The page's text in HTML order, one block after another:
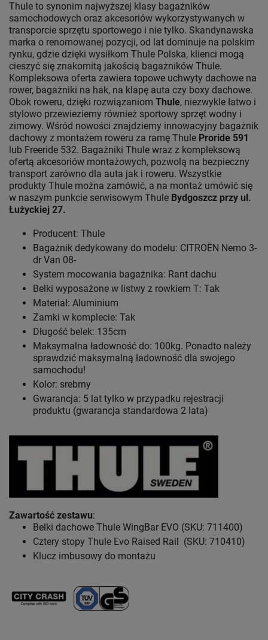
Thule to synonim najwyższej klasy bagażników
samochodowych oraz akcesoriów wykorzystywanych w
transporcie sprzętu sportowego i nie tylko. Skandynawska
marka o renomowanej pozycji, od lat dominuje na polskim
rynku, gdzie dzięki wysiłkom Thule Polska, klienci mogą
cieszyć się znakomitą jakością bagażników Thule.
Kompleksowa oferta zawiera topowe uchwyty dachowe na
rower, bagażniki na hak, na klapę auta czy boxy dachowe.
Obok roweru, dzięki rozwiązaniom Thule, niezwykle łatwo i
stylowo przewieziemy również sportowy sprzęt wodny i
zimowy. Wśród nowości znajdziemy innowacyjny bagażnik
dachowy z montażem roweru za ramę Thule Proride 591
lub Freeride 532. Bagażniki Thule wraz z kompleksową
ofertą akcesoriów montażowych, pozwolą na bezpieczny
transport zarówno dla auta jak i roweru. Wszystkie
produkty Thule można zamówić, a na montaż umówić się
w naszym punkcie serwisowym Thule Bydgoszcz przy ul.
Łużyckiej 27.
Producent: Thule
Bagażnik dedykowany do modelu: CITROËN Nemo 3-
dr Van 08-
System mocowania bagażnika: Rant dachu
Belki wyposażone w listwy z rowkiem T: Tak
Materiał: Aluminium
Zamki w komplecie: Tak
Długość belek: 135cm
Maksymalna ładowność do: 100kg. Ponadto należy
sprawdzić maksymalną ładowność dla swojego
samochodu!
Kolor: srebrny
Gwarancja: 5 lat tylko w przypadku rejestracji
produktu (gwarancja standardowa 2 lata)
Zawartość zestawu:
Belki dachowe Thule WingBar EVO (SKU: 711400)
Cztery stopy Thule Evo Raised Rail (SKU: 710410)
Klucz imbusowy do montażu